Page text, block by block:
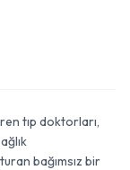
tıp doktorları,
bağımsız bir